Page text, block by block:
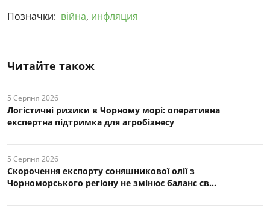
Позначки: війна, инфляция
Читайте також
5 Серпня 2026
Логістичні ризики в Чорному морі: оперативна
експертна підтримка для агробізнесу
5 Серпня 2026
Скорочення експорту соняшникової олії з
Чорноморського регіону не змінює баланс св...